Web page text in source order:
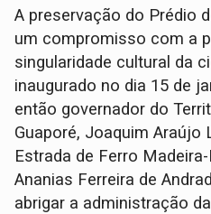
A preservação do Prédio
um compromisso com a
singularidade cultural da
inaugurado no dia 15 de
então governador do
Guaporé, Joaquim Araújo
Estrada de Ferro
Ananias Ferreira de
abrigar a administração